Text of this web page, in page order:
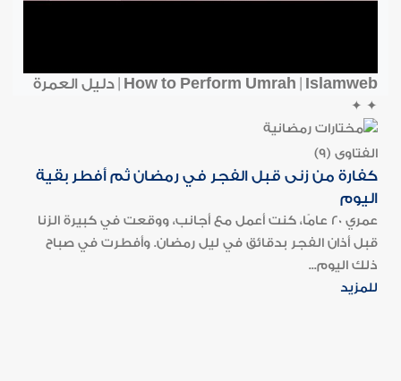
How to Perform Umrah | Islamweb | دليل العمرة
✦
✦
الفتاوى (9)
كفارة من زنى قبل الفجر في رمضان ثم أفطر بقية
اليوم
عمري 20 عامًا، كنت أعمل مع أجانب، ووقعت في كبيرة الزنا
قبل أذان الفجر بدقائق في ليل رمضان. وأفطرت في صباح
ذلك اليوم...
للمزيد